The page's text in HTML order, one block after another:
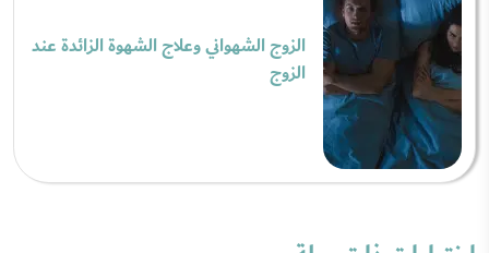
الزوج الشهواني وعلاج الشهوة الزائدة عند
الزوج